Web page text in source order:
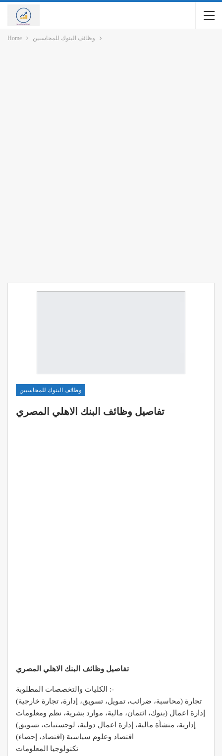
Home وظائف البنوك للمحاسبين
وظائف البنوك للمحاسبين
تفاصيل وظائف البنك الاهلي المصري
تفاصيل وظائف البنك الاهلي المصري
الكليات والتخصصات المطلوبة :-
تجارة (محاسبة، ضرائب، تمويل، تسويق، إدارة، تجارة خارجية)
إدارة اعمال (بنوك، ائتمان، مالية، موارد بشرية، نظم ومعلومات
إدارية، منشأة مالية، إدارة اعمال دولية، لوجستيات، تسويق)
اقتصاد وعلوم سياسية (اقتصاد، إحصاء)
تكنولوجيا المعلومات